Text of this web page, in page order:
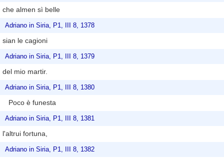
che almen sì belle
Adriano in Siria, P1, III 8, 1378
sian le cagioni
Adriano in Siria, P1, III 8, 1379
del mio martir.
Adriano in Siria, P1, III 8, 1380
Poco è funesta
Adriano in Siria, P1, III 8, 1381
l'altrui fortuna,
Adriano in Siria, P1, III 8, 1382